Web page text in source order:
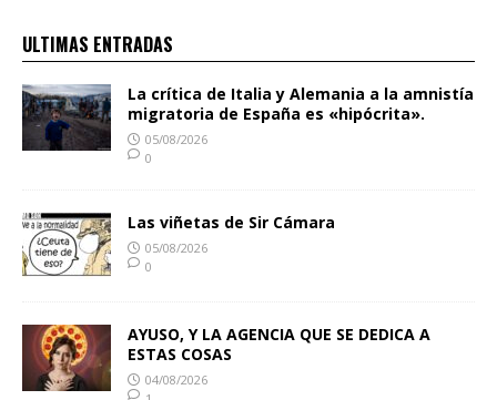
ULTIMAS ENTRADAS
La crítica de Italia y Alemania a la amnistía
migratoria de España es «hipócrita».
05/08/2026
0
Las viñetas de Sir Cámara
05/08/2026
0
AYUSO, Y LA AGENCIA QUE SE DEDICA A
ESTAS COSAS
04/08/2026